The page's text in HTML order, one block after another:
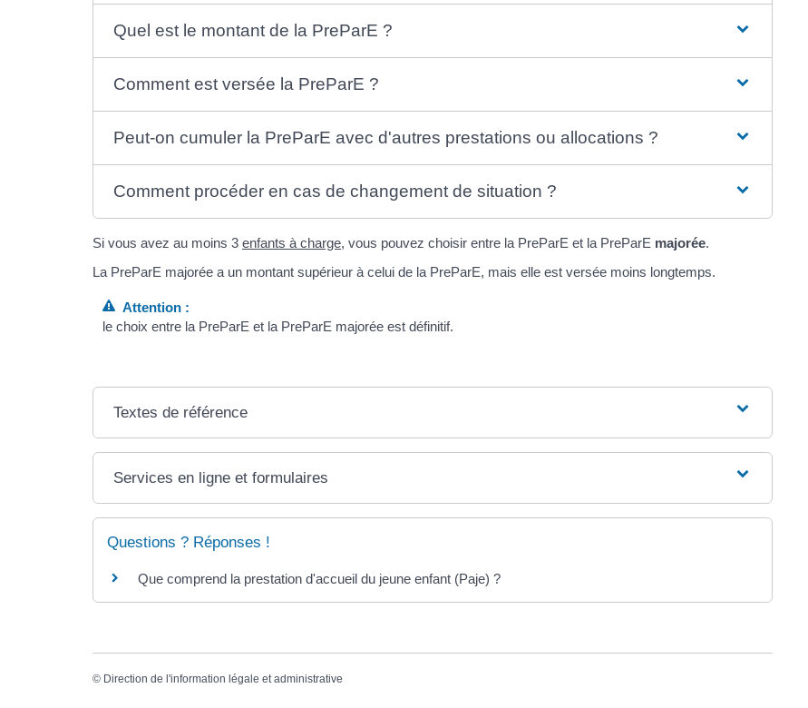
Quel est le montant de la PreParE ?
Comment est versée la PreParE ?
Peut-on cumuler la PreParE avec d'autres prestations ou allocations ?
Comment procéder en cas de changement de situation ?
Si vous avez au moins 3 enfants à charge, vous pouvez choisir entre la PreParE et la PreParE majorée.
La PreParE majorée a un montant supérieur à celui de la PreParE, mais elle est versée moins longtemps.
Attention :
le choix entre la PreParE et la PreParE majorée est définitif.
Textes de référence
Services en ligne et formulaires
Questions ? Réponses !
Que comprend la prestation d'accueil du jeune enfant (Paje) ?
© Direction de l'information légale et administrative